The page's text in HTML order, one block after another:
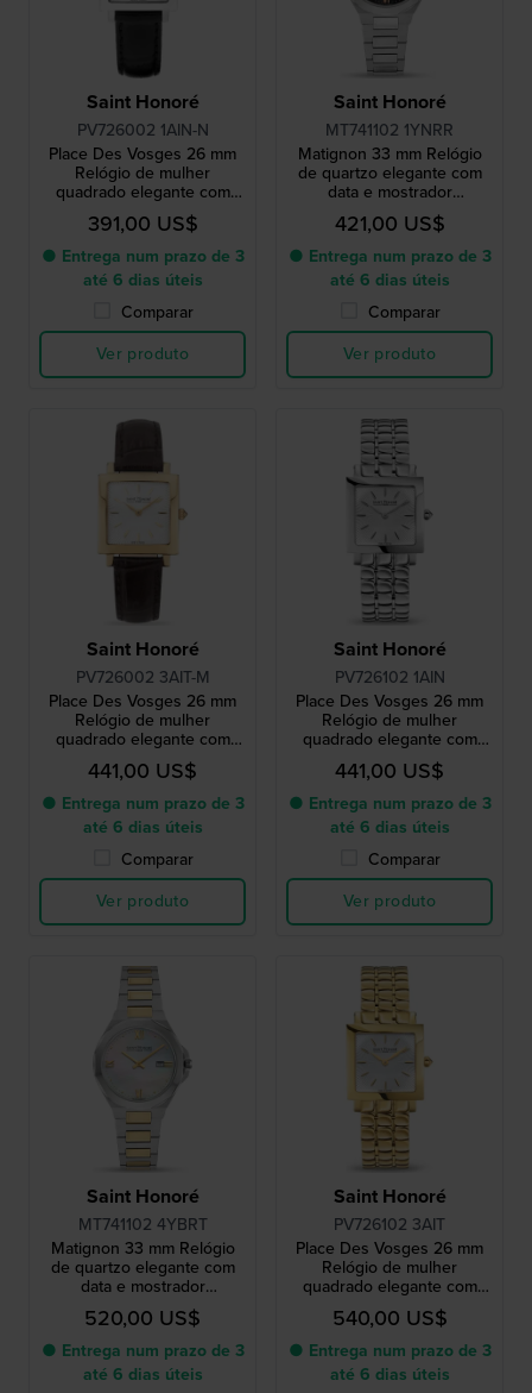
Saint Honoré
PV726002 1AIN-N
Place Des Vosges 26 mm
Relógio de mulher
quadrado elegante com
mostrador raiado
391,00 US$
● Entrega num prazo de 3
até 6 dias úteis
Comparar
Ver produto
Saint Honoré
MT741102 1YNRR
Matignon 33 mm Relógio
de quartzo elegante com
data e mostrador
Madrepérola
421,00 US$
● Entrega num prazo de 3
até 6 dias úteis
Comparar
Ver produto
Saint Honoré
PV726002 3AIT-M
Place Des Vosges 26 mm
Relógio de mulher
quadrado elegante com
mostrador raiado
441,00 US$
● Entrega num prazo de 3
até 6 dias úteis
Comparar
Ver produto
Saint Honoré
PV726102 1AIN
Place Des Vosges 26 mm
Relógio de mulher
quadrado elegante com
mostrador raiado
441,00 US$
● Entrega num prazo de 3
até 6 dias úteis
Comparar
Ver produto
Saint Honoré
MT741102 4YBRT
Matignon 33 mm Relógio
de quartzo elegante com
data e mostrador
Madrepérola
520,00 US$
● Entrega num prazo de 3
até 6 dias úteis
Saint Honoré
PV726102 3AIT
Place Des Vosges 26 mm
Relógio de mulher
quadrado elegante com
mostrador raiado
540,00 US$
● Entrega num prazo de 3
até 6 dias úteis